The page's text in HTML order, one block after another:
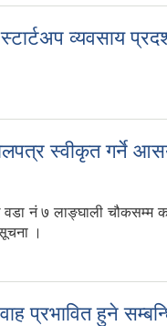
व्यवसाय
स्वीकृत गर्ने
वडा नं ७ लाङ्घाली
।
प्रभावित हुने